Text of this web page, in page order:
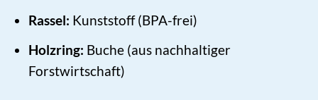
Rassel: Kunststoff (BPA-frei)
Holzring: Buche (aus nachhaltiger
Forstwirtschaft)